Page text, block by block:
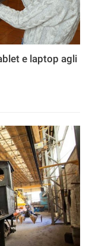
e laptop agli